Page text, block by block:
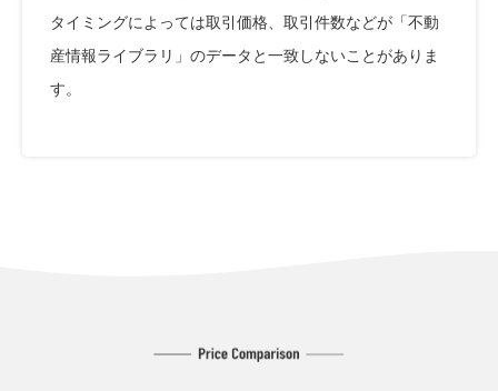
タイミングによっては取引価格、取引件数などが「不動
産情報ライブラリ」のデータと一致しないことがありま
す。